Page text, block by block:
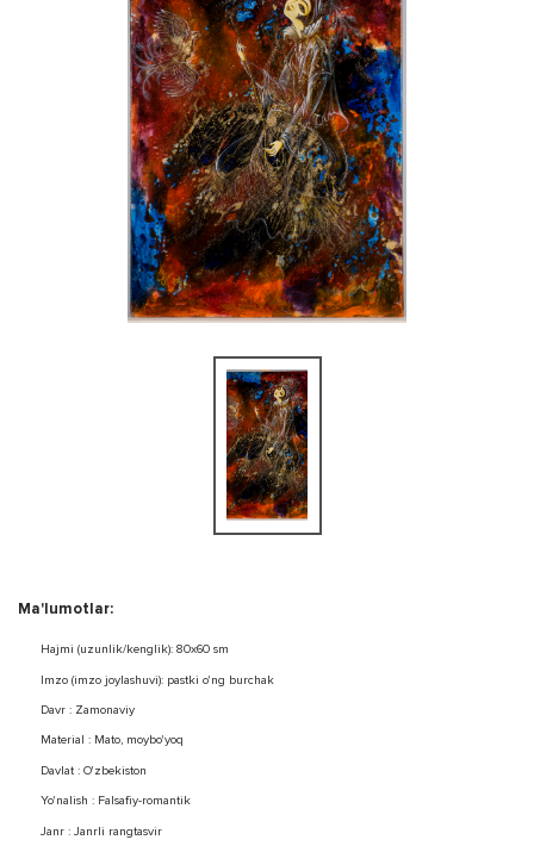
Ma'lumotlar:
Hajmi (uzunlik/kenglik): 80x60 sm
Imzo (imzo joylashuvi): pastki o'ng burchak
Davr : Zamonaviy
Material : Mato, moybo'yoq
Davlat : O'zbekiston
Yo'nalish : Falsafiy-romantik
Janr : Janrli rangtasvir